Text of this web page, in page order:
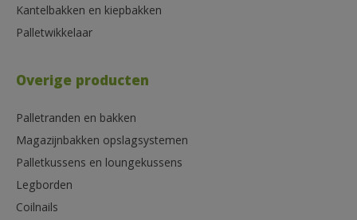
Kantelbakken en kiepbakken
Palletwikkelaar
Overige producten
Palletranden en bakken
Magazijnbakken opslagsystemen
Palletkussens en loungekussens
Legborden
Coilnails